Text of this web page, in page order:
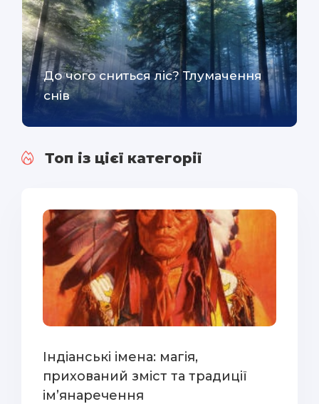
До чого сниться ліс? Тлумачення
снів
Топ із цієї категорії
Індіанські імена: магія,
прихований зміст та традиції
ім’янаречення